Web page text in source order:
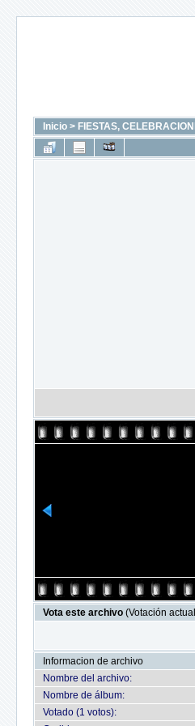
Inicio > FIESTAS,
Vota este archivo (Votación
Informacion de archivo
Nombre del archivo:
Nombre de álbum:
Votado (1 votos):